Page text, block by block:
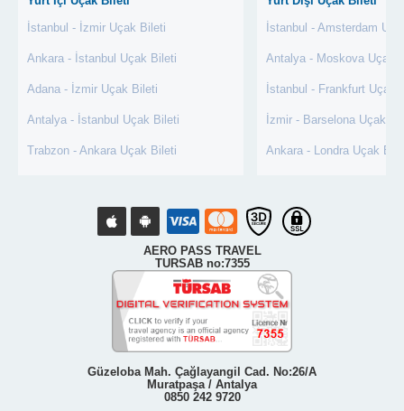
İstanbul - İzmir Uçak Bileti
Ankara - İstanbul Uçak Bileti
Adana - İzmir Uçak Bileti
Antalya - İstanbul Uçak Bileti
Trabzon - Ankara Uçak Bileti
İstanbul - Amsterdam
Antalya - Moskova Uçak
İstanbul - Frankfurt Uçak
İzmir - Barselona Uçak
Ankara - Londra Uçak
AERO PASS TRAVEL
TURSAB no:7355
Güzeloba Mah. Çağlayangil Cad. No:26/A
Muratpaşa / Antalya
0850 242 9720